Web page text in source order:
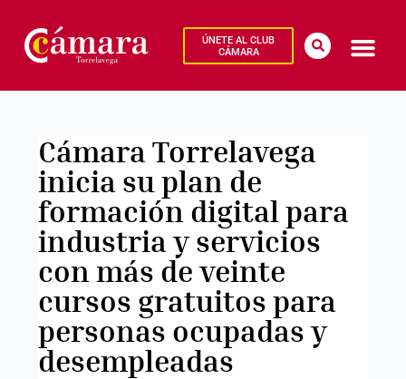
ÚNETE AL CLUB
CÁMARA
Cámara Torrelavega
inicia su plan de
formación digital para
industria y servicios
con más de veinte
cursos gratuitos para
personas ocupadas y
desempleadas